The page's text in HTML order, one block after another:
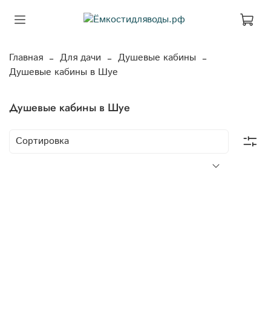
Главная Для дачи
Душевые кабины
Душевые кабины в Шуе
Душевые кабины в Шуе